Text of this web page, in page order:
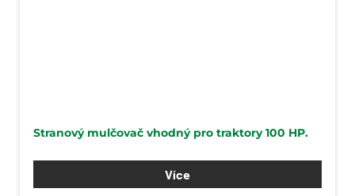
Stranový mulčovač vhodný pro traktory 100 HP.
Více